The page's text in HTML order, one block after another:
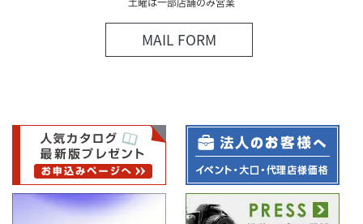
MAIL FORM